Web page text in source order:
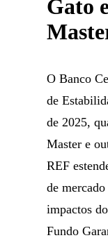
Gato
O Banco
de
de 2025,
Master e
REF
de
impactos
Fundo